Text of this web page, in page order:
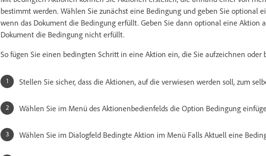
bestimmt werden. Wählen Sie zunächst eine Bedingung und geben Sie optional
wenn das Dokument die Bedingung erfüllt. Geben Sie dann optional eine Aktion
Dokument die Bedingung nicht erfüllt.
So fügen Sie einen bedingten Schritt in eine Aktion ein, die Sie aufzeichnen oder
Stellen Sie sicher, dass die Aktionen, auf die verwiesen werden soll, zum
Wählen Sie im Menü des Aktionenbedienfelds die Option Bedingung
Wählen Sie im Dialogfeld Bedingte Aktion im Menü Falls Aktuell eine